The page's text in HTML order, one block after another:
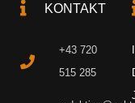
KONTAKT
+43 720
515 285